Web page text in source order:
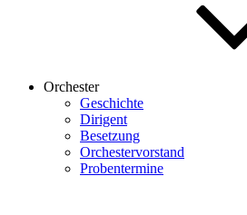
Orchester
Geschichte
Dirigent
Besetzung
Orchestervorstand
Probentermine